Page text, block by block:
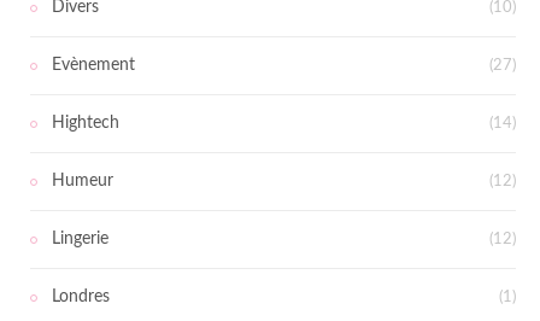
Divers (10)
Evènement (27)
Hightech (14)
Humeur (12)
Lingerie (12)
Londres (1)